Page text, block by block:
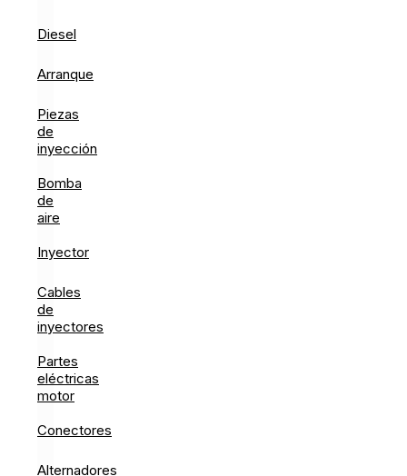
Diesel
Arranque
Piezas
de
inyección
Bomba
de
aire
Inyector
Cables
de
inyectores
Partes
eléctricas
motor
Conectores
Alternadores